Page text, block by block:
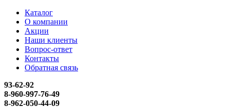
Каталог
О компании
Акции
Наши клиенты
Вопрос-ответ
Контакты
Обратная связь
93-62-92
8-960-997-76-49
8-962-050-44-09